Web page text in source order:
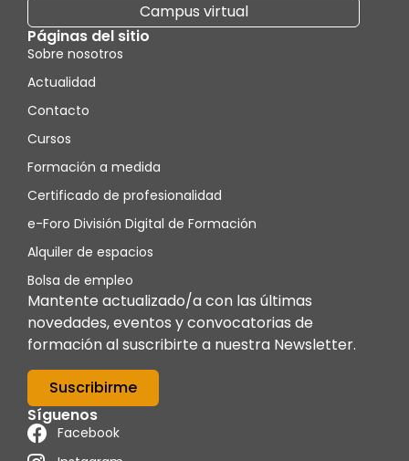
Campus virtual
Páginas del sitio
Sobre nosotros
Actualidad
Contacto
Cursos
Formación a medida
Certificado de profesionalidad
e-Foro División Digital de Formación
Alquiler de espacios
Bolsa de empleo
Mantente actualizado/a con las últimas
novedades, eventos y convocatorias de
formación al suscribirte a nuestra Newsletter.
Suscribirme
Síguenos
Facebook